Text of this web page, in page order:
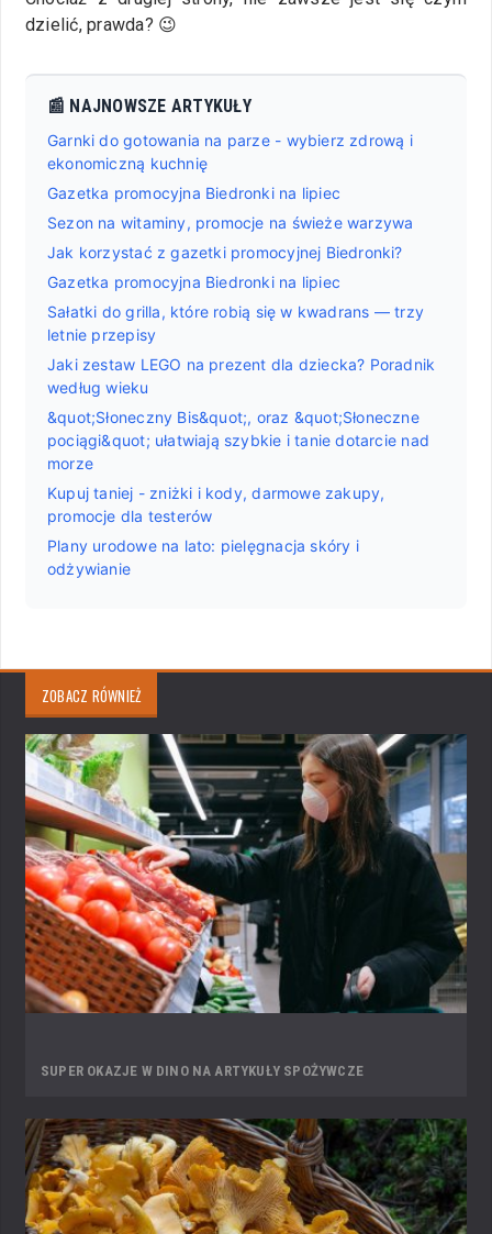
dzielić, prawda? 😉
📰 NAJNOWSZE ARTYKUŁY
Garnki do gotowania na parze - wybierz zdrową i
ekonomiczną kuchnię
Gazetka promocyjna Biedronki na lipiec
Sezon na witaminy, promocje na świeże warzywa
Jak korzystać z gazetki promocyjnej Biedronki?
Gazetka promocyjna Biedronki na lipiec
Sałatki do grilla, które robią się w kwadrans — trzy
letnie przepisy
Jaki zestaw LEGO na prezent dla dziecka? Poradnik
według wieku
&quot;Słoneczny Bis&quot;, oraz &quot;Słoneczne
pociągi&quot; ułatwiają szybkie i tanie dotarcie nad
morze
Kupuj taniej - zniżki i kody, darmowe zakupy,
promocje dla testerów
Plany urodowe na lato: pielęgnacja skóry i
odżywianie
ZOBACZ RÓWNIEŻ
SUPER OKAZJE W DINO NA ARTYKUŁY SPOŻYWCZE